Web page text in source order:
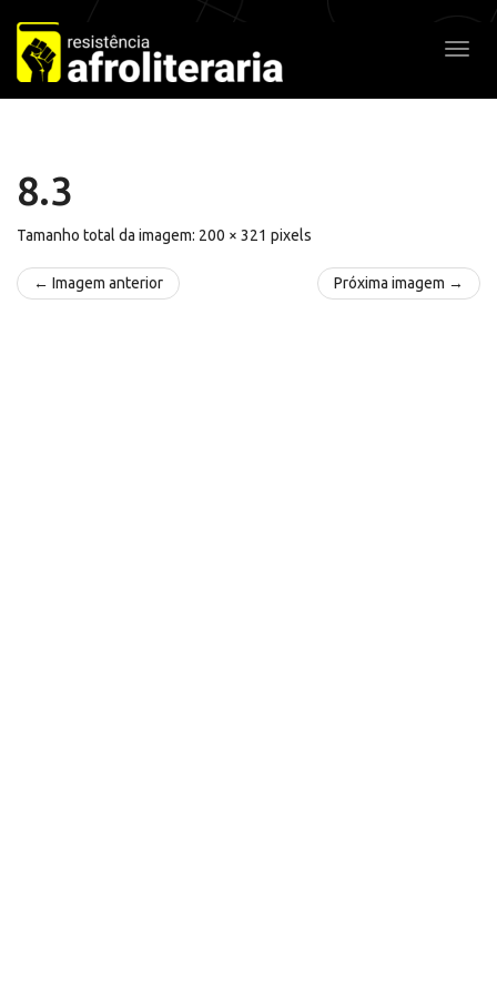
Pular
para
o
conteúdo
8.3
Tamanho total da imagem: 200 × 321 pixels
← Imagem anterior Próxima imagem →